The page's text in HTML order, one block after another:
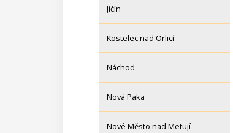
Jičín
Kostelec nad Orlicí
Náchod
Nová Paka
Nové Město nad Metují